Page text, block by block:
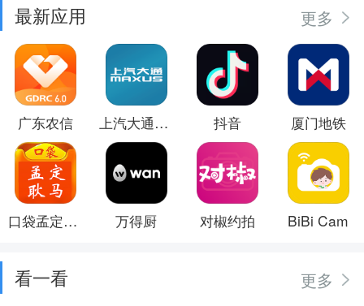
最新应用 更多
广东农信 上汽大通MAXUS 抖音 厦门地铁
口袋孟定耿马 万得厨 对椒约拍 BiBi Cam
看一看 更多